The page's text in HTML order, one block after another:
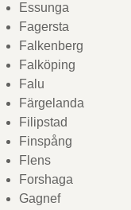
Essunga
Fagersta
Falkenberg
Falköping
Falu
Färgelanda
Filipstad
Finspång
Flens
Forshaga
Gagnef